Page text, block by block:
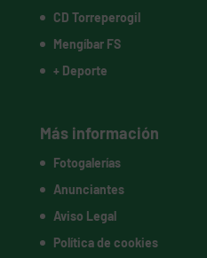
CD Torreperogil
Mengíbar FS
+ Deporte
Más información
Fotogalerías
Anunciantes
Aviso Legal
Política de cookies